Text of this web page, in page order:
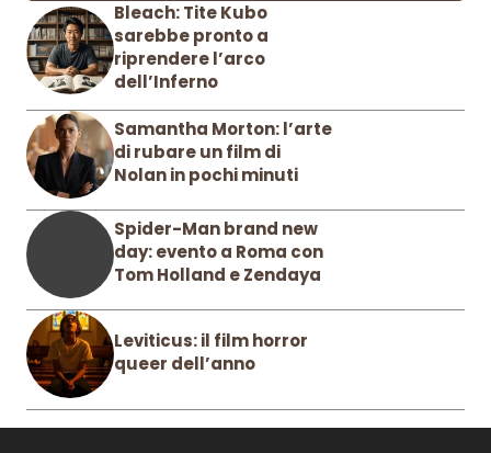
Bleach: Tite Kubo
sarebbe pronto a
riprendere l’arco
dell’Inferno
Samantha Morton: l’arte
di rubare un film di
Nolan in pochi minuti
Spider-Man brand new
day: evento a Roma con
Tom Holland e Zendaya
Leviticus: il film horror
queer dell’anno